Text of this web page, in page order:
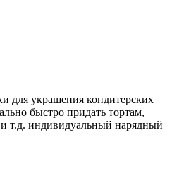
для украшения кондитерских
быстро придать тортам,
т.д. индивидуальный нарядный